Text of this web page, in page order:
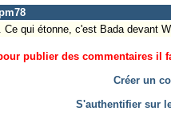
Ce qui étonne, c'est Bada devant
publier des commentaires il
Créer un
S'authentifier sur